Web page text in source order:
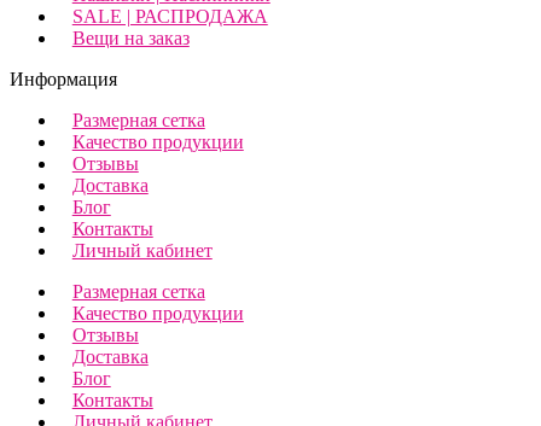
SALE | РАСПРОДАЖА
Вещи на заказ
Информация
Размерная сетка
Качество продукции
Отзывы
Доставка
Блог
Контакты
Личный кабинет
Размерная сетка
Качество продукции
Отзывы
Доставка
Блог
Контакты